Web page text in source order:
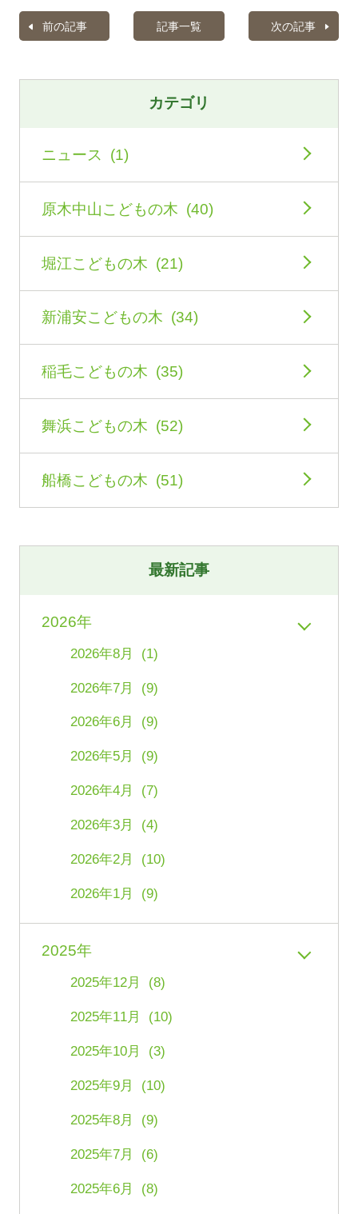
前の記事 記事一覧 次の記事
カテゴリ
ニュース (1)
原木中山こどもの木 (40)
堀江こどもの木 (21)
新浦安こどもの木 (34)
稲毛こどもの木 (35)
舞浜こどもの木 (52)
船橋こどもの木 (51)
最新記事
2026年
2026年8月 (1)
2026年7月 (9)
2026年6月 (9)
2026年5月 (9)
2026年4月 (7)
2026年3月 (4)
2026年2月 (10)
2026年1月 (9)
2025年
2025年12月 (8)
2025年11月 (10)
2025年10月 (3)
2025年9月 (10)
2025年8月 (9)
2025年7月 (6)
2025年6月 (8)